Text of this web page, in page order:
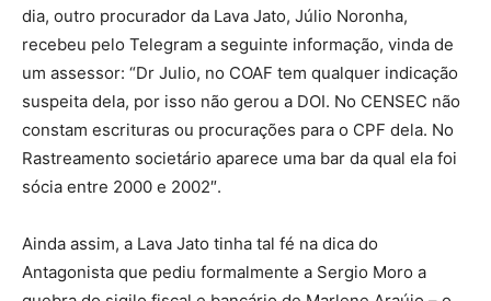
dia, outro procurador da Lava Jato, Júlio Noronha,
recebeu pelo Telegram a seguinte informação, vinda de
um assessor: “Dr Julio, no COAF tem qualquer indicação
suspeita dela, por isso não gerou a DOI. No CENSEC não
constam escrituras ou procurações para o CPF dela. No
Rastreamento societário aparece uma bar da qual ela foi
sócia entre 2000 e 2002″.
Ainda assim, a Lava Jato tinha tal fé na dica do
Antagonista que pediu formalmente a Sergio Moro a